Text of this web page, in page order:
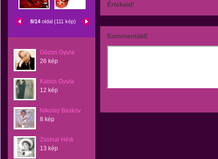
8/14 oldal (111 kép)
Gózon Gyula
26 kép
Kabos Gyula
12 kép
Nikolay Baskov
8 kép
Zsolnai Hédi
13 kép
Értékeld!
Kommentáld!